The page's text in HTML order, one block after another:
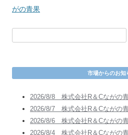
稿
ー
シ
がの青果
市場からのお知
2026/8/8 株式会社R＆Cながの
2026/8/7 株式会社R＆Cながの
2026/8/6 株式会社R＆Cながの
2026/8/4 株式会社R＆Cながの